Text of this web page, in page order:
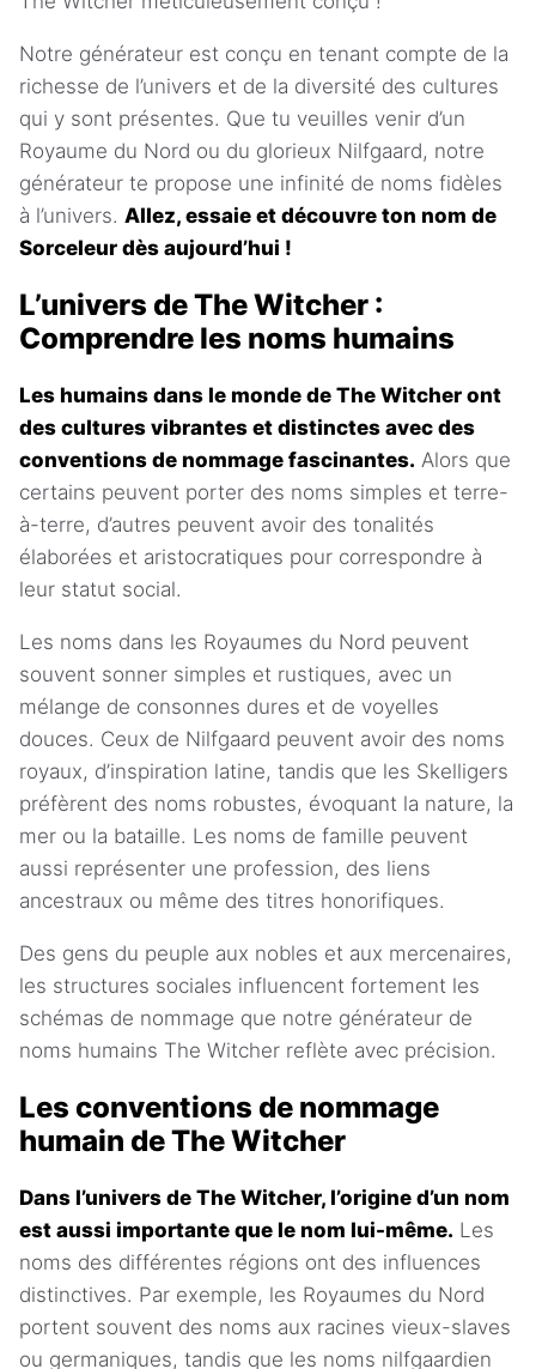
Notre générateur est conçu en tenant compte de la
richesse de l’univers et de la diversité des cultures
qui y sont présentes. Que tu veuilles venir d’un
Royaume du Nord ou du glorieux Nilfgaard, notre
générateur te propose une infinité de noms fidèles
à l’univers. Allez, essaie et découvre ton nom de
Sorceleur dès aujourd’hui !
L’univers de The Witcher :
Comprendre les noms humains
Les humains dans le monde de The Witcher ont
des cultures vibrantes et distinctes avec des
conventions de nommage fascinantes. Alors que
certains peuvent porter des noms simples et terre-
à-terre, d’autres peuvent avoir des tonalités
élaborées et aristocratiques pour correspondre à
leur statut social.
Les noms dans les Royaumes du Nord peuvent
souvent sonner simples et rustiques, avec un
mélange de consonnes dures et de voyelles
douces. Ceux de Nilfgaard peuvent avoir des noms
royaux, d’inspiration latine, tandis que les Skelligers
préfèrent des noms robustes, évoquant la nature, la
mer ou la bataille. Les noms de famille peuvent
aussi représenter une profession, des liens
ancestraux ou même des titres honorifiques.
Des gens du peuple aux nobles et aux mercenaires,
les structures sociales influencent fortement les
schémas de nommage que notre générateur de
noms humains The Witcher reflète avec précision.
Les conventions de nommage
humain de The Witcher
Dans l’univers de The Witcher, l’origine d’un nom
est aussi importante que le nom lui-même. Les
noms des différentes régions ont des influences
distinctives. Par exemple, les Royaumes du Nord
portent souvent des noms aux racines vieux-slaves
ou germaniques, tandis que les noms nilfgaardien